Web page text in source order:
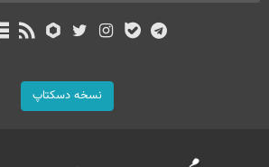
نسخه دسکتاپ